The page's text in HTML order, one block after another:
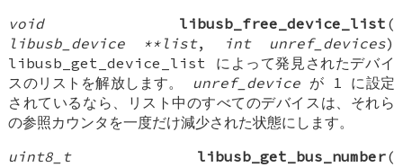
void
libusb_free_device_list (
libusb_device **list, int unref_devices)
libusb_get_device_list によって発見されたデバイ
スのリストを解放します。 unref_deviceが 1 に設定
されているなら、リスト中のすべてのデバイスは、それら
の参照カウンタを一度だけ減少された状態にします。
uint8_t
libusb_get_bus_number(